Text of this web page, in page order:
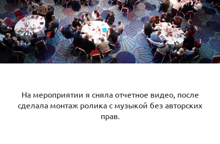
На мероприятии я сняла отчетное видео, после
сделала монтаж ролика с музыкой без авторских
прав.